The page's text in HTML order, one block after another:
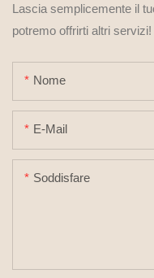
Lascia semplicemente il
potremo offrirti altri servizi!
Nome
E-Mail
Soddisfare